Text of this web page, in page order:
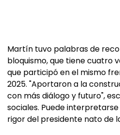
Martín tuvo palabras de
bloquismo, que tiene cuatro
que participó en el mismo
2025. "Aportaron a la
con más diálogo y futuro",
sociales. Puede
rigor del presidente nato de